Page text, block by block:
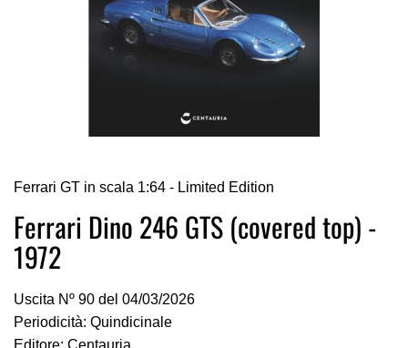
all'inizio
della
galleria
di
immagini
Ferrari GT in scala 1:64 - Limited Edition
Ferrari Dino 246 GTS (covered top) -
1972
Uscita Nº 90 del 04/03/2026
Periodicità: Quindicinale
Editore: Centauria